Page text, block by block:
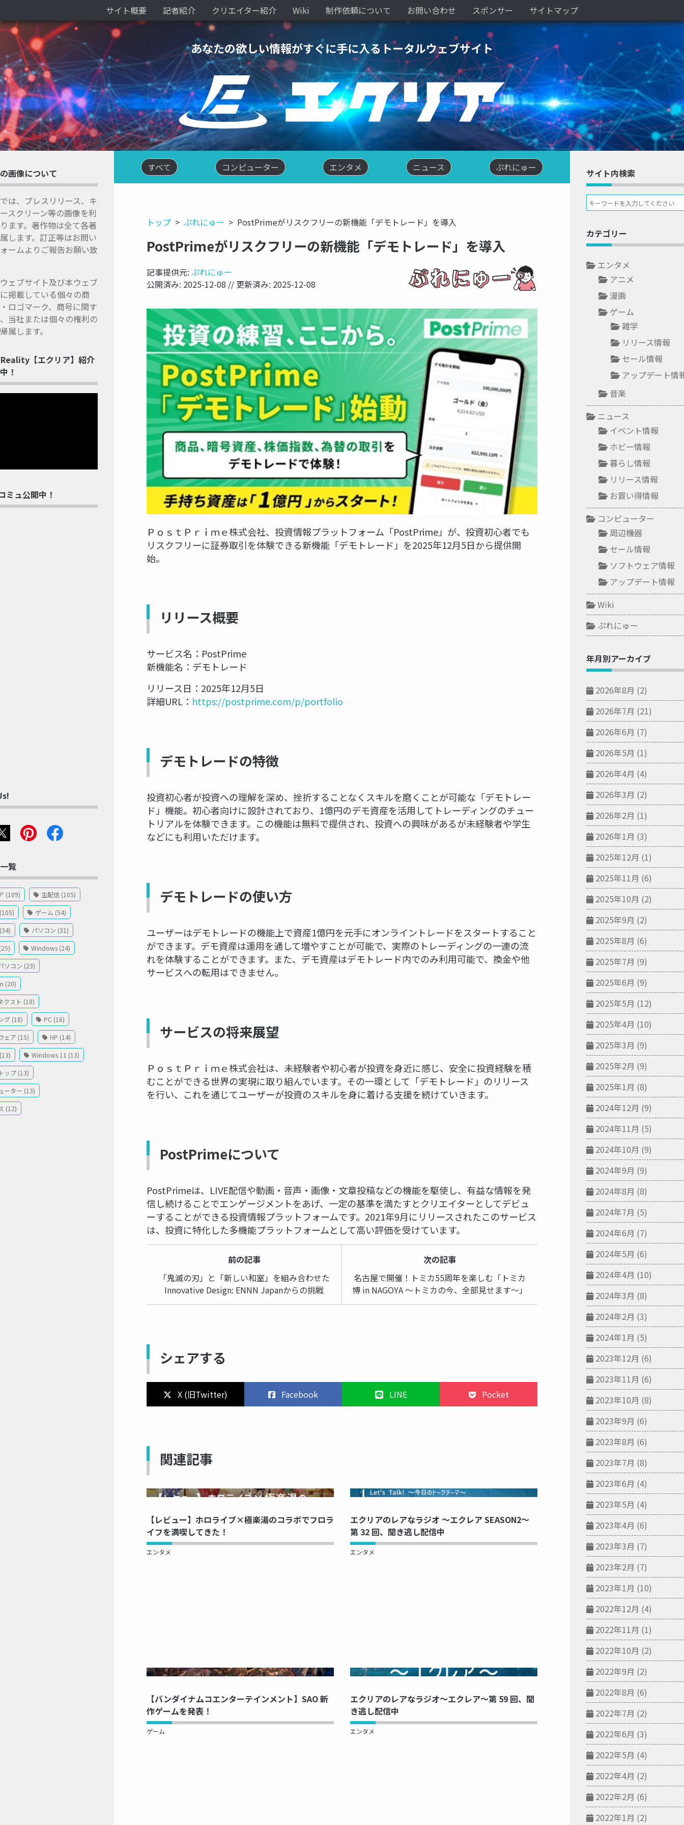
サイト概要 記者紹介 クリエイター紹介 Wiki 制作依頼について お問い合わせ スポンサー サイトマップ
あなたの欲しい情報がすぐに手に入るトータルウェブサイト
すべて コンピューター エンタメ ニュース ぷれにゅー
トップ ぷれにゅー PostPrimeがリスクフリーの新機能「デモトレード」を導入
PostPrimeがリスクフリーの新機能「デモトレード」を導入
記事提供元: ぷれにゅー
公開済み: 2025-12-08 // 更新済み: 2025-12-08
ＰｏｓｔＰｒｉｍｅ株式会社、投資情報プラットフォーム「PostPrime」が、投資初心者でも
リスクフリーに証券取引を体験できる新機能「デモトレード」を2025年12月5日から提供開
始。
リリース概要
サービス名：PostPrime
新機能名：デモトレード
リリース日：2025年12月5日
詳細URL： https://postprime.com/p/portfolio
デモトレードの特徴
投資初心者が投資への理解を深め、挫折することなくスキルを磨くことが可能な「デモトレー
ド」機能。初心者向けに設計されており、1億円のデモ資産を活用してトレーディングのチュー
トリアルを体験できます。この機能は無料で提供され、投資への興味があるが未経験者や学生
などにも利用いただけます。
デモトレードの使い方
ユーザーはデモトレードの機能上で資産1億円を元手にオンライントレードをスタートすること
ができます。デモ資産は運用を通して増やすことが可能で、実際のトレーディングの一連の流
れを体験することができます。また、デモ資産はデモトレード内でのみ利用可能で、換金や他
サービスへの転用はできません。
サービスの将来展望
ＰｏｓｔＰｒｉｍｅ株式会社は、未経験者や初心者が投資を身近に感じ、安全に投資経験を積
むことができる世界の実現に取り組んでいます。その一環として「デモトレード」のリリース
を行い、これを通じてユーザーが投資のスキルを身に着ける支援を続けていきます。
PostPrimeについて
PostPrimeは、LIVE配信や動画・音声・画像・文章投稿などの機能を駆使し、有益な情報を発
信し続けることでエンゲージメントをあげ、一定の基準を満たすとクリエイターとしてデビュ
ーすることができる投資情報プラットフォームです。2021年9月にリリースされたこのサービス
は、投資に特化した多機能プラットフォームとして高い評価を受けています。
前の記事
「鬼滅の刃」と「新しい和室」を組み合わせた
Innovative Design: ENNN Japanからの挑戦
次の記事
名古屋で開催！トミカ55周年を楽しむ「トミカ
博 in NAGOYA ～トミカの今、全部見せます～」
シェアする
X (旧Twitter) Facebook LINE Pocket
関連記事
NOW PRINTING...
【レビュー】ホロライブ×極楽湯のコラボでフロラ
イフを満喫してきた！
エンタメ
NOW PRINTING...
エクリアのレアなラジオ ～エクレア SEASON2～
第 32 回、聞き逃し配信中
エンタメ
NOW PRINTING...
【バンダイナムコエンターテインメント】SAO 新
作ゲームを発表！
ゲーム
NOW PRINTING...
エクリアのレアなラジオ～エクレア～第 59 回、聞
き逃し配信中
エンタメ
画像について
は、プレスリリース、キ
スクリーン等の画像を利
ます。著作物は全て各著
します。訂正等はお問い
ームよりご報告お願い致
ェブサイト及び本ウェブ
掲載している個々の商
ロゴマーク、商号に関す
当社または個々の権利の
属します。
【エクリア】紹介
！
ミュ公開中！
覧
(109) 生配信 (105)
ゲーム (54)
パソコン (31)
Windows (24)
ソコン (23)
(20)
クスト (18)
グ (18) PC (16)
ェア (15) HP (14)
Windows 11 (13)
ップ (13)
ーター (13)
(12)
サイト内検索
カテゴリー
エンタメ
アニメ
漫画
ゲーム
雑学
リリース情報
セール情報
アップデート情
音楽
ニュース
イベント情報
ホビー情報
暮らし情報
リリース情報
お買い得情報
コンピューター
周辺機器
セール情報
ソフトウェア情報
アップデート情報
Wiki
ぷれにゅー
年月別アーカイブ
2026年8月 (2)
2026年7月 (21)
2026年6月 (7)
2026年5月 (1)
2026年4月 (4)
2026年3月 (2)
2026年2月 (1)
2026年1月 (3)
2025年12月 (1)
2025年11月 (6)
2025年10月 (2)
2025年9月 (2)
2025年8月 (6)
2025年7月 (9)
2025年6月 (9)
2025年5月 (12)
2025年4月 (10)
2025年3月 (9)
2025年2月 (9)
2025年1月 (8)
2024年12月 (9)
2024年11月 (5)
2024年10月 (9)
2024年9月 (9)
2024年8月 (8)
2024年7月 (5)
2024年6月 (7)
2024年5月 (6)
2024年4月 (10)
2024年3月 (8)
2024年2月 (3)
2024年1月 (5)
2023年12月 (6)
2023年11月 (6)
2023年10月 (8)
2023年9月 (6)
2023年8月 (6)
2023年7月 (8)
2023年6月 (4)
2023年5月 (4)
2023年4月 (6)
2023年3月 (7)
2023年2月 (7)
2023年1月 (10)
2022年12月 (4)
2022年11月 (1)
2022年10月 (2)
2022年9月 (2)
2022年8月 (6)
2022年7月 (2)
2022年6月 (3)
2022年5月 (4)
2022年4月 (2)
2022年2月 (6)
2022年1月 (2)